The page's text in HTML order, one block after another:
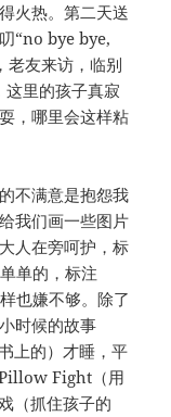
火热。第二天送
“no bye bye,
老友来访，临别
这里的孩子真寂
，哪里会这样粘
不满意是抱怨我
我们画一些图片
人在旁呵护，标
单的，标注
也嫌不够。除了
时候的故事
上的）才睡，平
Fight（用
（抓住孩子的